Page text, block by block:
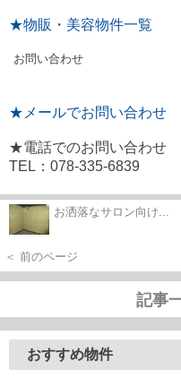
★物販・美容物件一覧
お問い合わせ
★メールでお問い合わせ
★電話でのお問い合わせ
TEL：078-335-6839
お洒落なサロン向け...
＜ 前のページ
記事
おすすめ物件